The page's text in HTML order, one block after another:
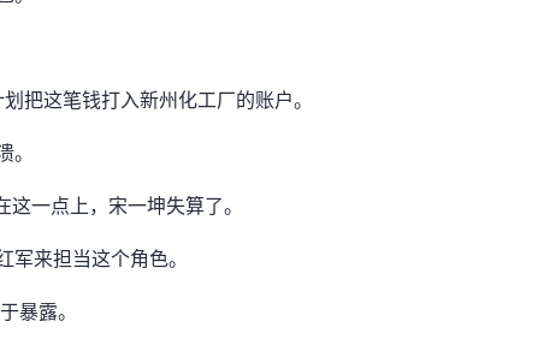
把这笔钱打入新州化工厂的账户。
一点上，宋一坤失算了。
来担当这个角色。
暴露。